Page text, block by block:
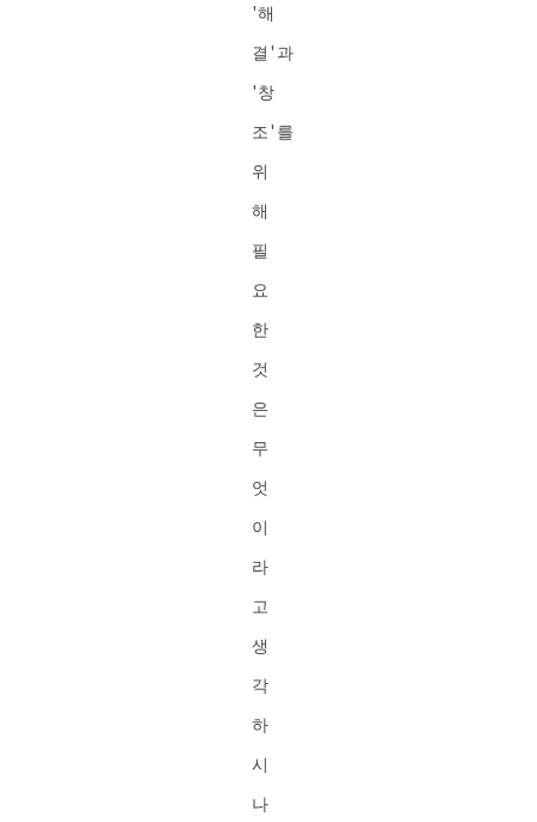
'해
결'과
'창
조'를
위
해
필
요
한
것
은
무
엇
이
라
고
생
각
하
시
나